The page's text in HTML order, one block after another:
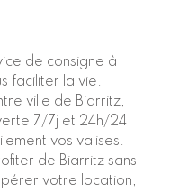
de consigne à
faciliter la vie.
ville de Biarritz,
7/7j et 24h/24
vos valises.
de Biarritz sans
votre location,